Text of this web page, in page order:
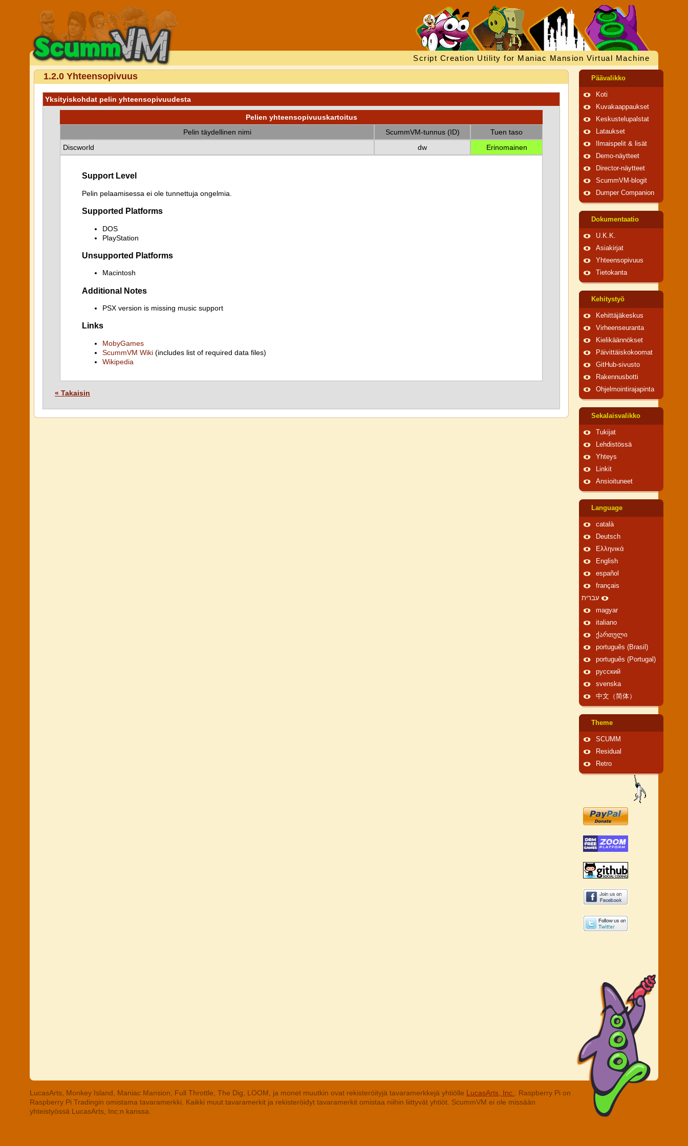
Script Creation Utility for Maniac Mansion Virtual Machine
1.2.0 Yhteensopivuus
Yksityiskohdat pelin yhteensopivuudesta
Pelien yhteensopivuuskartoitus
Pelin täydellinen nimi
ScummVM-tunnus (ID)
Tuen taso
Discworld
dw Erinomainen
Support Level
Pelin pelaamisessa ei ole tunnettuja ongelmia.
Supported Platforms
DOS
PlayStation
Unsupported Platforms
Macintosh
Additional Notes
PSX version is missing music support
Links
MobyGames
ScummVM Wiki (includes list of required data files)
Wikipedia
« Takaisin
Päävalikko
Koti
Kuvakaappaukset
Keskustelupalstat
Lataukset
Ilmaispelit & lisät
Demo-näytteet
Director-näytteet
ScummVM-blogit
Dumper Companion
Dokumentaatio
U.K.K.
Asiakirjat
Yhteensopivuus
Tietokanta
Kehitystyö
Kehittäjäkeskus
Virheenseuranta
Kielikäännökset
Päivittäiskokoomat
GitHub-sivusto
Rakennusbotti
Ohjelmointirajapinta
Sekalaisvalikko
Tukijat
Lehdistössä
Yhteys
Linkit
Ansioituneet
Language
català
Deutsch
Ελληνικά
English
español
français
עברית
magyar
italiano
ქართული
português (Brasil)
português (Portugal)
русский
svenska
中文（简体）
Theme
SCUMM
Residual
Retro
LucasArts, Monkey Island, Maniac Mansion, Full Throttle, The Dig, LOOM, ja monet muutkin ovat rekisteröityjä tavaramerkkejä yhtiölle LucasArts, Inc.
. Raspberry Pi on
Raspberry Pi Tradingin omistama tavaramerkki. Kaikki muut tavaramerkit ja rekisteröidyt tavaramerkit omistaa niihin liittyvät yhtiöt. ScummVM ei ole missään
yhteistyössä LucasArts, Inc:n kanssa.